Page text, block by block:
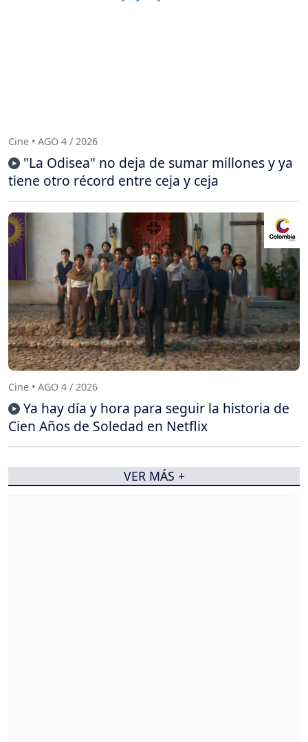
Cine • AGO 4 / 2026
"La Odisea" no deja de sumar millones y ya
tiene otro récord entre ceja y ceja
Cine • AGO 4 / 2026
Ya hay día y hora para seguir la historia de
Cien Años de Soledad en Netflix
VER MÁS +